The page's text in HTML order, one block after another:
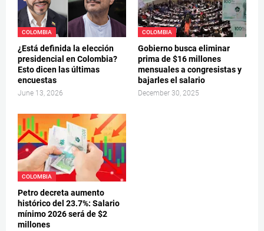
COLOMBIA
¿Está definida la elección
presidencial en Colombia?
Esto dicen las últimas
encuestas
June 13, 2026
COLOMBIA
Gobierno busca eliminar
prima de $16 millones
mensuales a congresistas y
bajarles el salario
December 30, 2025
COLOMBIA
Petro decreta aumento
histórico del 23.7%: Salario
mínimo 2026 será de $2
millones